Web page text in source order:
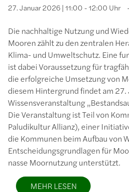
27. Januar 2026 | 11:00 - 12:00 Uhr
Die nachhaltige Nutzung und
Mooren zählt zu den zentralen
Klima- und Umweltschutz. Eine
ist dabei Voraussetzung für
die erfolgreiche Umsetzung von
diesem Hintergrund findet am
Wissensveranstaltung
Die Veranstaltung ist Teil von
Paludikultur Allianz), einer
die Kommunen beim Aufbau von
Entscheidungsgrundlagen für
nasse Moornutzung unterstützt.
MEHR LESEN